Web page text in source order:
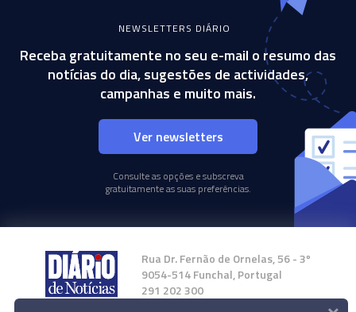
NEWSLETTERS DIÁRIO
Receba gratuitamente no seu e-mail o resumo das
notícias do dia, sugestões de actividades,
campanhas e muito mais.
Ver newsletters
Consulte as opções e subscreva
gratuitamente as suas preferências.
Rua Dr. Fernão de Ornelas, 56 - 3º
9054-514 Funchal, Portugal
291 202 300